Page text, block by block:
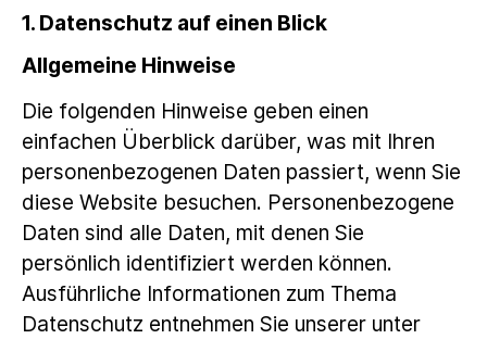
1. Datenschutz auf einen Blick
Allgemeine Hinweise
Die folgenden Hinweise geben einen
einfachen Überblick darüber, was mit Ihren
personenbezogenen Daten passiert, wenn Sie
diese Website besuchen. Personenbezogene
Daten sind alle Daten, mit denen Sie
persönlich identifiziert werden können.
Ausführliche Informationen zum Thema
Datenschutz entnehmen Sie unserer unter